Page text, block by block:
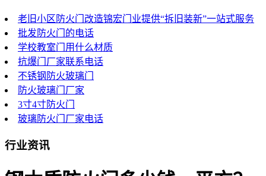
老旧小区防火门改造锦宏门业提供“拆旧装新”一站式服务
批发防火门的电话
学校教室门用什么材质
抗爆门厂家联系电话
不锈钢防火玻璃门
防火玻璃门厂家
3寸4寸防火门
玻璃防火门厂家电话
行业资讯